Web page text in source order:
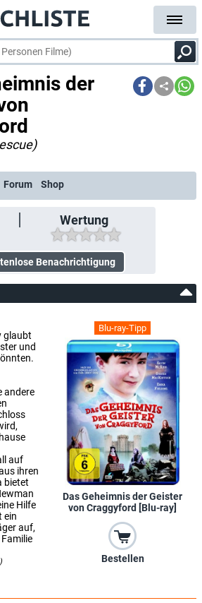
der
Forum Shop
Wertung
Blu-ray-Tipp
Das Geheimnis der Geister
von Craggyford [Blu-ray]
Bestellen
glaubt
und
andere
auf
ihren
bietet
Hilfe
ein
auf,